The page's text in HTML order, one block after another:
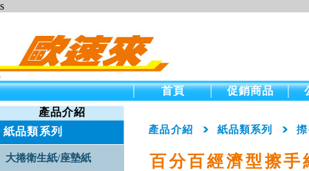
s
首頁 促銷商品
產品介紹
紙品類系列
大捲衛生紙/座墊紙
產品介紹 紙品類系列
百分百經濟型擦